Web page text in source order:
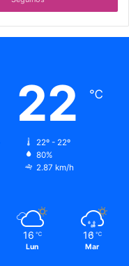
22 ℃
22º - 22º
80%
2.87 km/h
16 ℃
Lun
16 ℃
Mar